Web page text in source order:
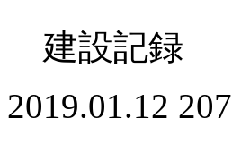
建設記録
2019.01.12 207